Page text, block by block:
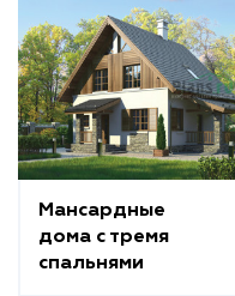
Мансардные
дома с тремя
спальнями